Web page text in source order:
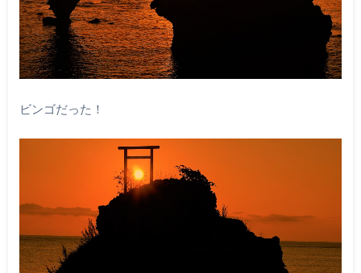
ビンゴだった！